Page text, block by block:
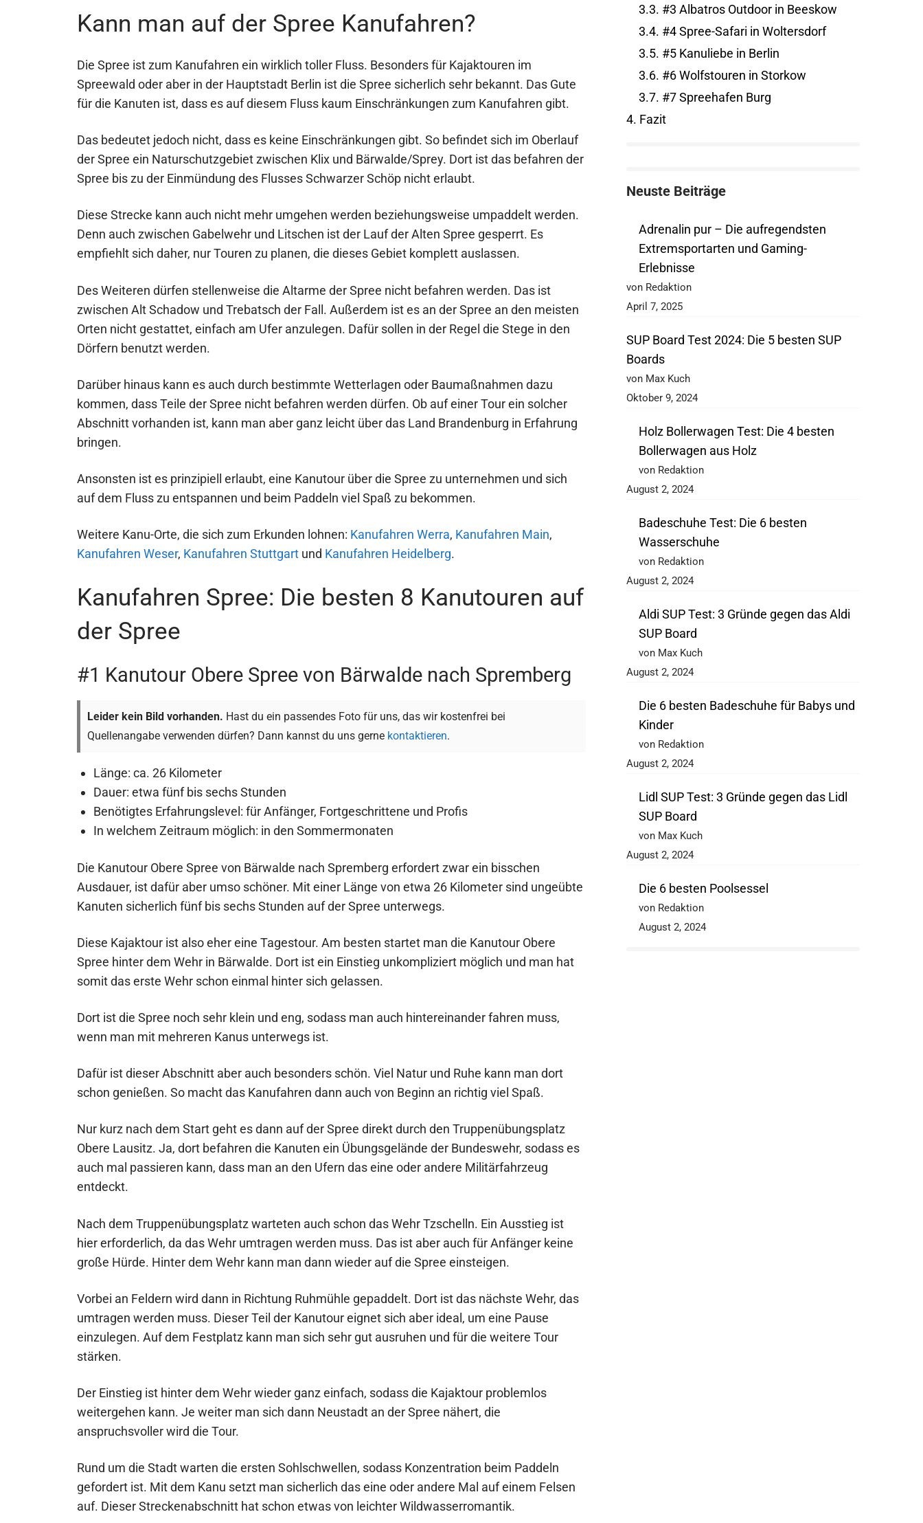
Kann man auf der Spree Kanufahren?
Die Spree ist zum Kanufahren ein wirklich toller Fluss. Besonders für Kajaktouren im
Spreewald oder aber in der Hauptstadt Berlin ist die Spree sicherlich sehr bekannt. Das Gute
für die Kanuten ist, dass es auf diesem Fluss kaum Einschränkungen zum Kanufahren gibt.
Das bedeutet jedoch nicht, dass es keine Einschränkungen gibt. So befindet sich im Oberlauf
der Spree ein Naturschutzgebiet zwischen Klix und Bärwalde/Sprey. Dort ist das befahren der
Spree bis zu der Einmündung des Flusses Schwarzer Schöp nicht erlaubt.
Diese Strecke kann auch nicht mehr umgehen werden beziehungsweise umpaddelt werden.
Denn auch zwischen Gabelwehr und Litschen ist der Lauf der Alten Spree gesperrt. Es
empfiehlt sich daher, nur Touren zu planen, die dieses Gebiet komplett auslassen.
Des Weiteren dürfen stellenweise die Altarme der Spree nicht befahren werden. Das ist
zwischen Alt Schadow und Trebatsch der Fall. Außerdem ist es an der Spree an den meisten
Orten nicht gestattet, einfach am Ufer anzulegen. Dafür sollen in der Regel die Stege in den
Dörfern benutzt werden.
Darüber hinaus kann es auch durch bestimmte Wetterlagen oder Baumaßnahmen dazu
kommen, dass Teile der Spree nicht befahren werden dürfen. Ob auf einer Tour ein solcher
Abschnitt vorhanden ist, kann man aber ganz leicht über das Land Brandenburg in Erfahrung
bringen.
Ansonsten ist es prinzipiell erlaubt, eine Kanutour über die Spree zu unternehmen und sich
auf dem Fluss zu entspannen und beim Paddeln viel Spaß zu bekommen.
Weitere Kanu-Orte, die sich zum Erkunden lohnen: Kanufahren Werra, Kanufahren Main,
Kanufahren Weser, Kanufahren Stuttgart und Kanufahren Heidelberg.
Kanufahren Spree: Die besten 8 Kanutouren auf
der Spree
#1 Kanutour Obere Spree von Bärwalde nach Spremberg
Leider kein Bild vorhanden. Hast du ein passendes Foto für uns, das wir kostenfrei bei
Quellenangabe verwenden dürfen? Dann kannst du uns gerne kontaktieren.
Länge: ca. 26 Kilometer
Dauer: etwa fünf bis sechs Stunden
Benötigtes Erfahrungslevel: für Anfänger, Fortgeschrittene und Profis
In welchem Zeitraum möglich: in den Sommermonaten
Die Kanutour Obere Spree von Bärwalde nach Spremberg erfordert zwar ein bisschen
Ausdauer, ist dafür aber umso schöner. Mit einer Länge von etwa 26 Kilometer sind ungeübte
Kanuten sicherlich fünf bis sechs Stunden auf der Spree unterwegs.
Diese Kajaktour ist also eher eine Tagestour. Am besten startet man die Kanutour Obere
Spree hinter dem Wehr in Bärwalde. Dort ist ein Einstieg unkompliziert möglich und man hat
somit das erste Wehr schon einmal hinter sich gelassen.
Dort ist die Spree noch sehr klein und eng, sodass man auch hintereinander fahren muss,
wenn man mit mehreren Kanus unterwegs ist.
Dafür ist dieser Abschnitt aber auch besonders schön. Viel Natur und Ruhe kann man dort
schon genießen. So macht das Kanufahren dann auch von Beginn an richtig viel Spaß.
Nur kurz nach dem Start geht es dann auf der Spree direkt durch den Truppenübungsplatz
Obere Lausitz. Ja, dort befahren die Kanuten ein Übungsgelände der Bundeswehr, sodass es
auch mal passieren kann, dass man an den Ufern das eine oder andere Militärfahrzeug
entdeckt.
Nach dem Truppenübungsplatz warteten auch schon das Wehr Tzschelln. Ein Ausstieg ist
hier erforderlich, da das Wehr umtragen werden muss. Das ist aber auch für Anfänger keine
große Hürde. Hinter dem Wehr kann man dann wieder auf die Spree einsteigen.
Vorbei an Feldern wird dann in Richtung Ruhmühle gepaddelt. Dort ist das nächste Wehr, das
umtragen werden muss. Dieser Teil der Kanutour eignet sich aber ideal, um eine Pause
einzulegen. Auf dem Festplatz kann man sich sehr gut ausruhen und für die weitere Tour
stärken.
Der Einstieg ist hinter dem Wehr wieder ganz einfach, sodass die Kajaktour problemlos
weitergehen kann. Je weiter man sich dann Neustadt an der Spree nähert, die
anspruchsvoller wird die Tour.
Rund um die Stadt warten die ersten Sohlschwellen, sodass Konzentration beim Paddeln
gefordert ist. Mit dem Kanu setzt man sicherlich das eine oder andere Mal auf einem Felsen
auf. Dieser Streckenabschnitt hat schon etwas von leichter Wildwasserromantik.
3.3. #3 Albatros Outdoor in Beeskow
3.4. #4 Spree-Safari in Woltersdorf
3.5. #5 Kanuliebe in Berlin
3.6. #6 Wolfstouren in Storkow
3.7. #7 Spreehafen Burg
4. Fazit
Neuste Beiträge
Adrenalin pur – Die aufregendsten
Extremsportarten und Gaming-
Erlebnisse
von Redaktion
April 7, 2025
SUP Board Test 2024: Die 5 besten SUP
Boards
von Max Kuch
Oktober 9, 2024
Holz Bollerwagen Test: Die 4 besten
Bollerwagen aus Holz
von Redaktion
August 2, 2024
Badeschuhe Test: Die 6 besten
Wasserschuhe
von Redaktion
August 2, 2024
Aldi SUP Test: 3 Gründe gegen das Aldi
SUP Board
von Max Kuch
August 2, 2024
Die 6 besten Badeschuhe für Babys und
Kinder
von Redaktion
August 2, 2024
Lidl SUP Test: 3 Gründe gegen das Lidl
SUP Board
von Max Kuch
August 2, 2024
Die 6 besten Poolsessel
von Redaktion
August 2, 2024